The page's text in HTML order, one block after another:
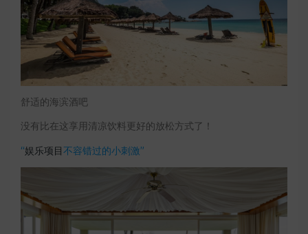
舒适的海滨酒吧
没有比在这享用清凉饮料更好的放松方式了！
“娱乐项目不容错过的小刺激”